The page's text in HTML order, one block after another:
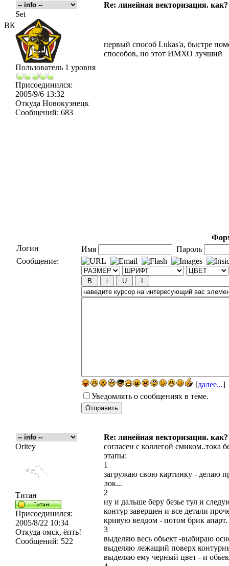
ВК
Re: линейная векторизация. как?
Set
Пользователь 1 уровня
Присоединился:
2005/9/6 13:32
Откуда Новокузнецк
Сообщений: 683
первый способ Lukas'а, быстре
способов, но этот ИМХО лучший
Re: линейная векторизация. как?
Oritey
Титан
Присоединился:
2005/8/22 10:34
Откуда омск, ёпть!
Сообщений: 522
согласен с коллегой смиком..тока
этапы:
1
загружаю свою картинку - делаю
лок...
2
ну и дальше беру безье тул и
контур завершен и все детали
кривую велдом - потом брик апарт.
3
выделяю весь обьект -выбираю
выделяю лежащий поверх
выделяю ему черный цвет - и
Логин
Имя
Пароль
Сообщение:
[далее...]
Уведомлять о сообщениях в теме.